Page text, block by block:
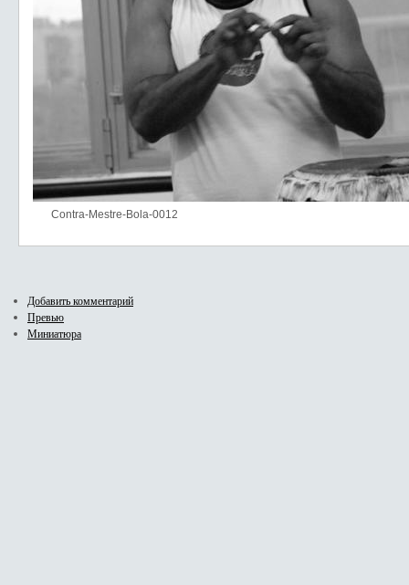
Contra-Mestre-Bola-0012
Добавить комментарий
Превью
Миниатюра